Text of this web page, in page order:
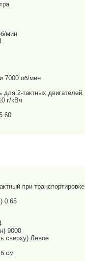
мин
7000 об/мин
2-тактных двигателей.
г/кВч
при транспортировке
0.65
9000
сверху) Левое